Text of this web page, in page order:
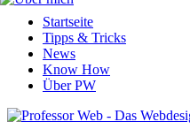
Startseite
Tipps & Tricks
News
Know How
Über PW